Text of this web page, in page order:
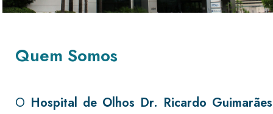
Quem Somos
O Hospital de Olhos Dr. Ricardo